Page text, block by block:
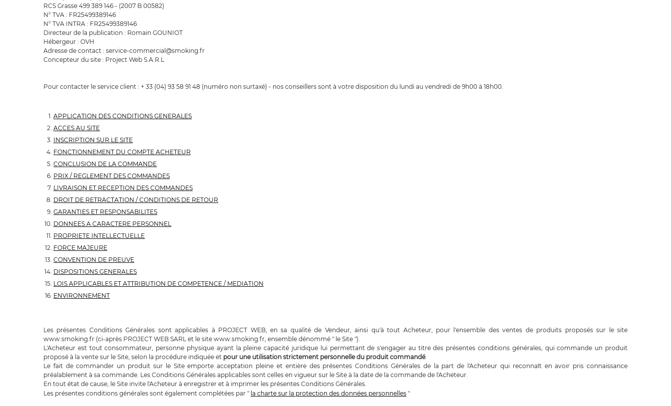
RCS Grasse 499 389 146 - (2007 B 00582)
N° TVA : FR25499389146
N° TVA INTRA : FR25499389146
Directeur de la publication : Romain GOUNIOT
Hébergeur : OVH
Adresse de contact : service-commercial@smoking.fr
Concepteur du site : Project Web S.A.R.L
Pour contacter le service client : + 33 (04) 93 58 91 48 (numéro non surtaxé) - nos conseillers sont à votre disposition du lundi au vendredi de 9h00 à 18h00.
APPLICATION DES CONDITIONS GENERALES
ACCES AU SITE
INSCRIPTION SUR LE SITE
FONCTIONNEMENT DU COMPTE ACHETEUR
CONCLUSION DE LA COMMANDE
PRIX / REGLEMENT DES COMMANDES
LIVRAISON ET RECEPTION DES COMMANDES
DROIT DE RETRACTATION / CONDITIONS DE RETOUR
GARANTIES ET RESPONSABILITES
DONNEES A CARACTERE PERSONNEL
PROPRIETE INTELLECTUELLE
FORCE MAJEURE
CONVENTION DE PREUVE
DISPOSITIONS GENERALES
LOIS APPLICABLES ET ATTRIBUTION DE COMPETENCE / MEDIATION
ENVIRONNEMENT
Les présentes Conditions Générales sont applicables à PROJECT WEB, en sa qualité de Vendeur, ainsi qu'à tout Acheteur, pour l'ensemble des ventes de produits proposés sur le site
www.smoking.fr (ci-après PROJECT WEB SARL et le site www.smoking.fr, ensemble dénommé " le Site ").
L'Acheteur est tout consommateur, personne physique ayant la pleine capacité juridique lui permettant de s'engager au titre des présentes conditions générales, qui commande un produit
proposé à la vente sur le Site, selon la procédure indiquée et pour une utilisation strictement personnelle du produit commandé.
Le fait de commander un produit sur le Site emporte acceptation pleine et entière des présentes Conditions Générales de la part de l'Acheteur qui reconnaît en avoir pris connaissance
préalablement à sa commande. Les Conditions Générales applicables sont celles en vigueur sur le Site à la date de la commande de l'Acheteur.
En tout état de cause, le Site invite l'Acheteur à enregistrer et à imprimer les présentes Conditions Générales.
Les présentes conditions générales sont également complétées par " la charte sur la protection des données personnelles "